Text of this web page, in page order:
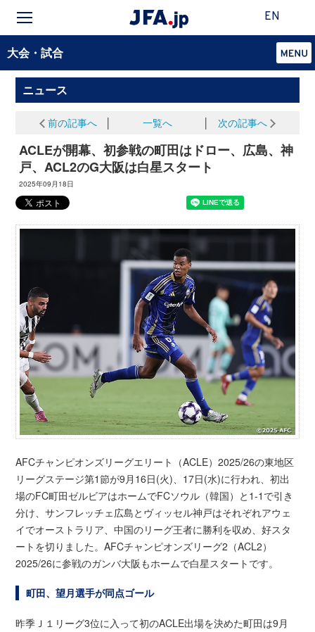
EN
大会・試合
ニュース
前の記事へ 一覧へ 次の記事へ
ACLEが開幕、初参戦の町田はドロー、広島、神
戸、ACL2のG大阪は白星スタート
2025年09月18日
AFCチャンピオンズリーグエリート（ACLE）2025/26の東地区
リーグステージ第1節が9月16日(火)、17日(水)に行われ、初出
場のFC町田ゼルビアはホームでFCソウル（韓国）と1-1で引き
分け、サンフレッチェ広島とヴィッセル神戸はそれぞれアウェ
イでオーストラリア、中国のリーグ王者に勝利を収め、好スタ
ートを切りました。AFCチャンピオンズリーグ2（ACL2）
2025/26に参戦のガンバ大阪もホームで白星スタートです。
町田、望月選手が同点ゴール
昨季Ｊ１リーグ3位に入って初のACLE出場を決めた町田は9月